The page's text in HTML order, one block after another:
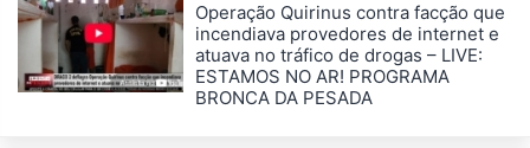
Operação Quirinus contra facção que
incendiava provedores de internet e
atuava no tráfico de drogas – LIVE:
ESTAMOS NO AR! PROGRAMA
BRONCA DA PESADA